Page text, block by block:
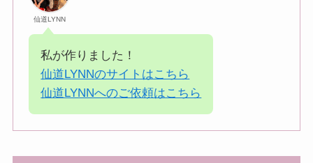
仙道LYNN
私が作りました！
仙道LYNNのサイトはこちら
仙道LYNNへのご依頼はこちら